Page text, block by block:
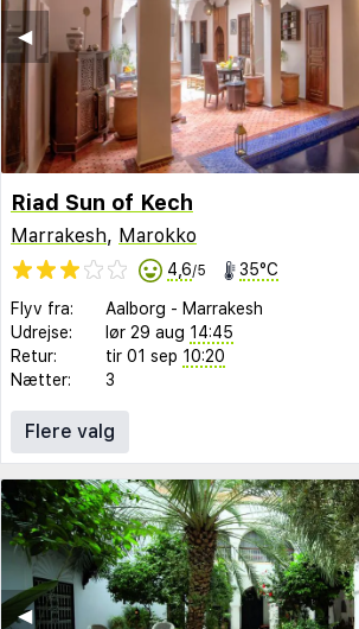
◀︎
Riad Sun of Kech
Marrakesh, Marokko
4,6/5 35°C
Flyv fra: Aalborg - Marrakesh
Udrejse:
lør 29 aug 14:45
Retur:
tir 01 sep 10:20
Nætter:
3
Flere valg
◀︎